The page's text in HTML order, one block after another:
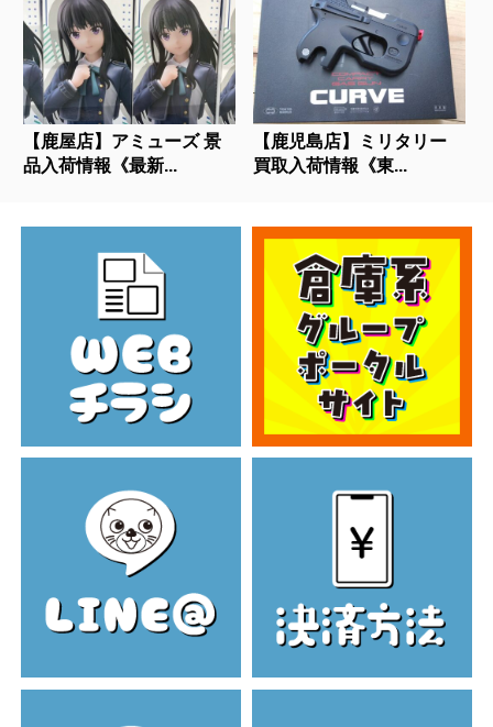
【鹿屋店】アミューズ 景
品入荷情報《最新...
【鹿児島店】ミリタリー
買取入荷情報《東...